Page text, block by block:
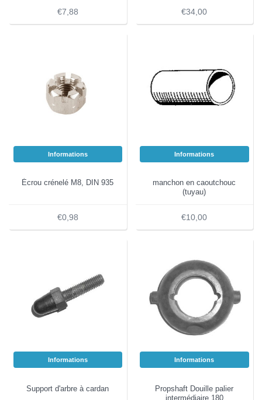
€7,88 €34,00
Informations
Écrou crénelé M8, DIN 935
€0,98
Informations
manchon en caoutchouc
(tuyau)
€10,00
Informations
Support d'arbre à cardan
Informations
Propshaft Douille palier
intermédiaire 180